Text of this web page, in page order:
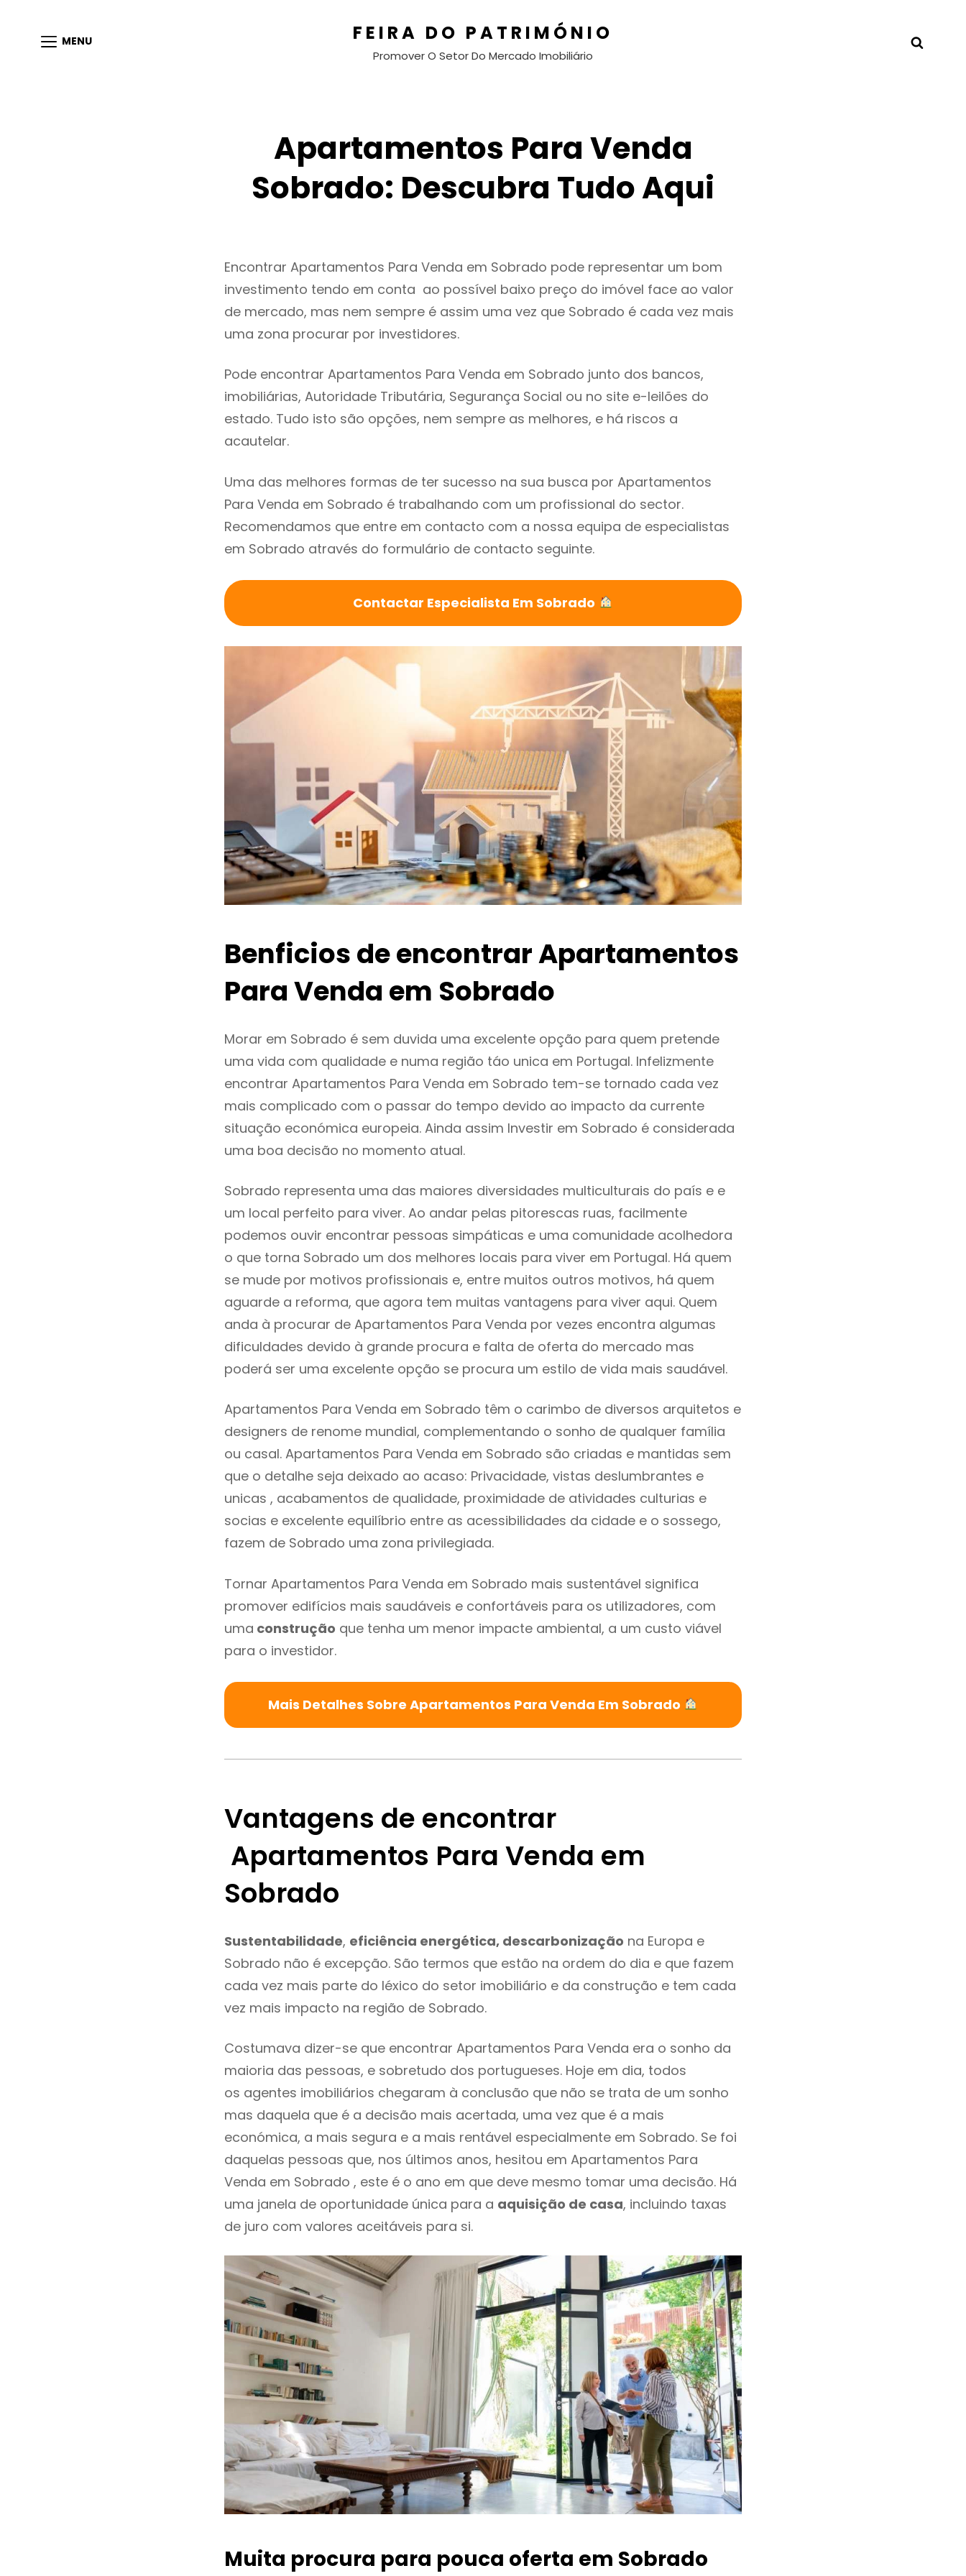
MENU FEIRA DO PATRIMÓNIO
Promover O Setor Do Mercado Imobiliário
Apartamentos Para Venda
Sobrado: Descubra Tudo Aqui
Encontrar Apartamentos Para Venda em Sobrado pode representar um bom
investimento tendo em conta ao possível baixo preço do imóvel face ao valor
de mercado, mas nem sempre é assim uma vez que Sobrado é cada vez mais
uma zona procurar por investidores.
Pode encontrar Apartamentos Para Venda em Sobrado junto dos bancos,
imobiliárias, Autoridade Tributária, Segurança Social ou no site e-leilões do
estado. Tudo isto são opções, nem sempre as melhores, e há riscos a
acautelar.
Uma das melhores formas de ter sucesso na sua busca por Apartamentos
Para Venda em Sobrado é trabalhando com um profissional do sector.
Recomendamos que entre em contacto com a nossa equipa de especialistas
em Sobrado através do formulário de contacto seguinte.
Contactar Especialista Em Sobrado
Benficios de encontrar Apartamentos
Para Venda em Sobrado
Morar em Sobrado é sem duvida uma excelente opção para quem pretende
uma vida com qualidade e numa região táo unica em Portugal. Infelizmente
encontrar Apartamentos Para Venda em Sobrado tem-se tornado cada vez
mais complicado com o passar do tempo devido ao impacto da currente
situação económica europeia. Ainda assim Investir em Sobrado é considerada
uma boa decisão no momento atual.
Sobrado representa uma das maiores diversidades multiculturais do país e e
um local perfeito para viver. Ao andar pelas pitorescas ruas, facilmente
podemos ouvir encontrar pessoas simpáticas e uma comunidade acolhedora
o que torna Sobrado um dos melhores locais para viver em Portugal. Há quem
se mude por motivos profissionais e, entre muitos outros motivos, há quem
aguarde a reforma, que agora tem muitas vantagens para viver aqui. Quem
anda à procurar de Apartamentos Para Venda por vezes encontra algumas
dificuldades devido à grande procura e falta de oferta do mercado mas
poderá ser uma excelente opção se procura um estilo de vida mais saudável.
Apartamentos Para Venda em Sobrado têm o carimbo de diversos arquitetos e
designers de renome mundial, complementando o sonho de qualquer família
ou casal. Apartamentos Para Venda em Sobrado são criadas e mantidas sem
que o detalhe seja deixado ao acaso: Privacidade, vistas deslumbrantes e
unicas , acabamentos de qualidade, proximidade de atividades culturias e
socias e excelente equilíbrio entre as acessibilidades da cidade e o sossego,
fazem de Sobrado uma zona privilegiada.
Tornar Apartamentos Para Venda em Sobrado mais sustentável significa
promover edifícios mais saudáveis e confortáveis para os utilizadores, com
uma construção que tenha um menor impacte ambiental, a um custo viável
para o investidor.
Mais Detalhes Sobre Apartamentos Para Venda Em Sobrado
Vantagens de encontrar
Apartamentos Para Venda em
Sobrado
Sustentabilidade, eficiência energética, descarbonização na Europa e
Sobrado não é excepção. São termos que estão na ordem do dia e que fazem
cada vez mais parte do léxico do setor imobiliário e da construção e tem cada
vez mais impacto na região de Sobrado.
Costumava dizer-se que encontrar Apartamentos Para Venda era o sonho da
maioria das pessoas, e sobretudo dos portugueses. Hoje em dia, todos
os agentes imobiliários chegaram à conclusão que não se trata de um sonho
mas daquela que é a decisão mais acertada, uma vez que é a mais
económica, a mais segura e a mais rentável especialmente em Sobrado. Se foi
daquelas pessoas que, nos últimos anos, hesitou em Apartamentos Para
Venda em Sobrado , este é o ano em que deve mesmo tomar uma decisão. Há
uma janela de oportunidade única para a aquisição de casa, incluindo taxas
de juro com valores aceitáveis para si.
Muita procura para pouca oferta em Sobrado